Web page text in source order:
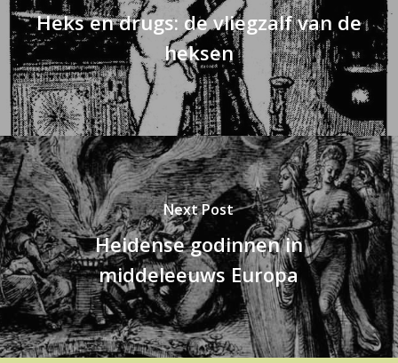
Heks en drugs: de vliegzalf van de
heksen
Next Post
Heidense godinnen in
middeleeuws Europa